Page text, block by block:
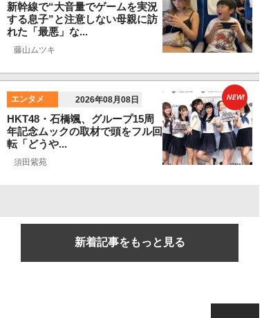
新幹線で“大音量でゲームを実況
する息子”と注意しない母親に訪
れた「最悪」な...
藤山ムツキ
エンタメ 2026年08月08日
HKT48・石橋颯、グループ15周
年記念ムックの取材で頭をフル回
転「どうや...
須田紫苑
NEW!
新着記事をもっと見る